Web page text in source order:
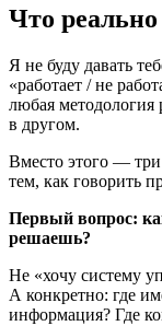
Что
Я не буду давать
«работает / не
любая методология
в другом.
Вместо этого — три
тем, как говорить
Первый вопрос:
решаешь?
Не «хочу систему
А конкретно: где
информация? Где